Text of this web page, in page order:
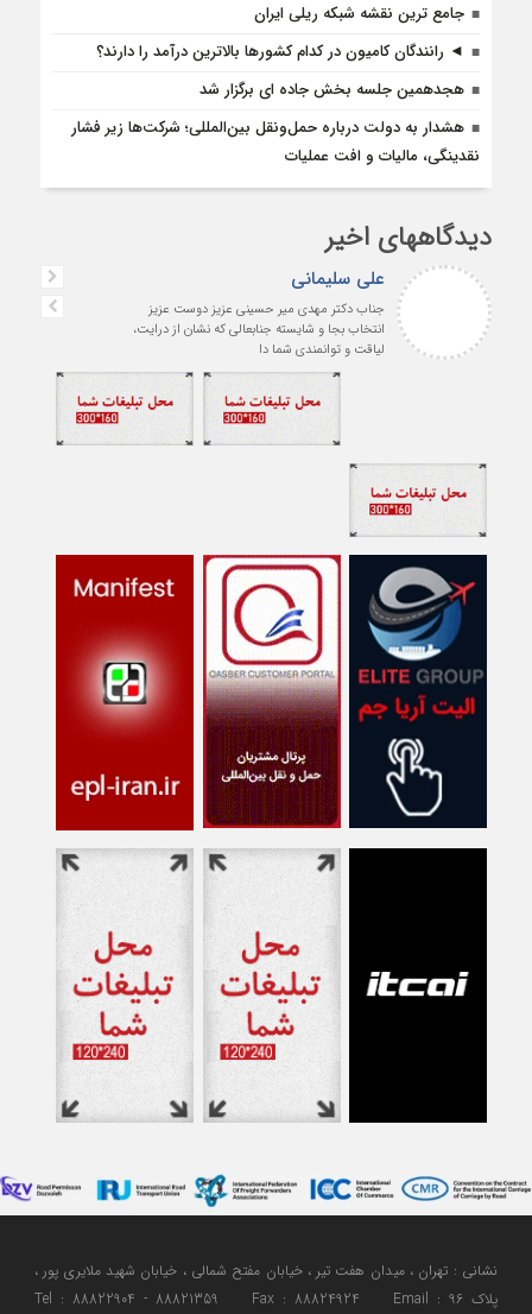
جامع ترین نقشه شبکه ریلی ایران
◄ رانندگان کامیون در کدام کشورها بالاترین درآمد را دارند؟
هجدهمین جلسه بخش جاده ای برگزار شد
هشدار به دولت درباره حمل‌ونقل بین‌المللی؛ شرکت‌ها زیر فشار
نقدینگی، مالیات و افت عملیات
دیدگاههای اخیر
علی سلیمانی
جناب دکتر مهدی میر حسینی عزیز دوست عزیز
انتخاب بجا و شایسته جنابعالی که نشان از درایت،
لیاقت و توانمندی شما دا
نشانی : تهران ، میدان هفت تیر ، خیابان مفتح شمالی ، خیابان شهید ملایری پور ،
پلاک 96 Tel : 88822904 - 88821359 Fax : 88824924 Email :